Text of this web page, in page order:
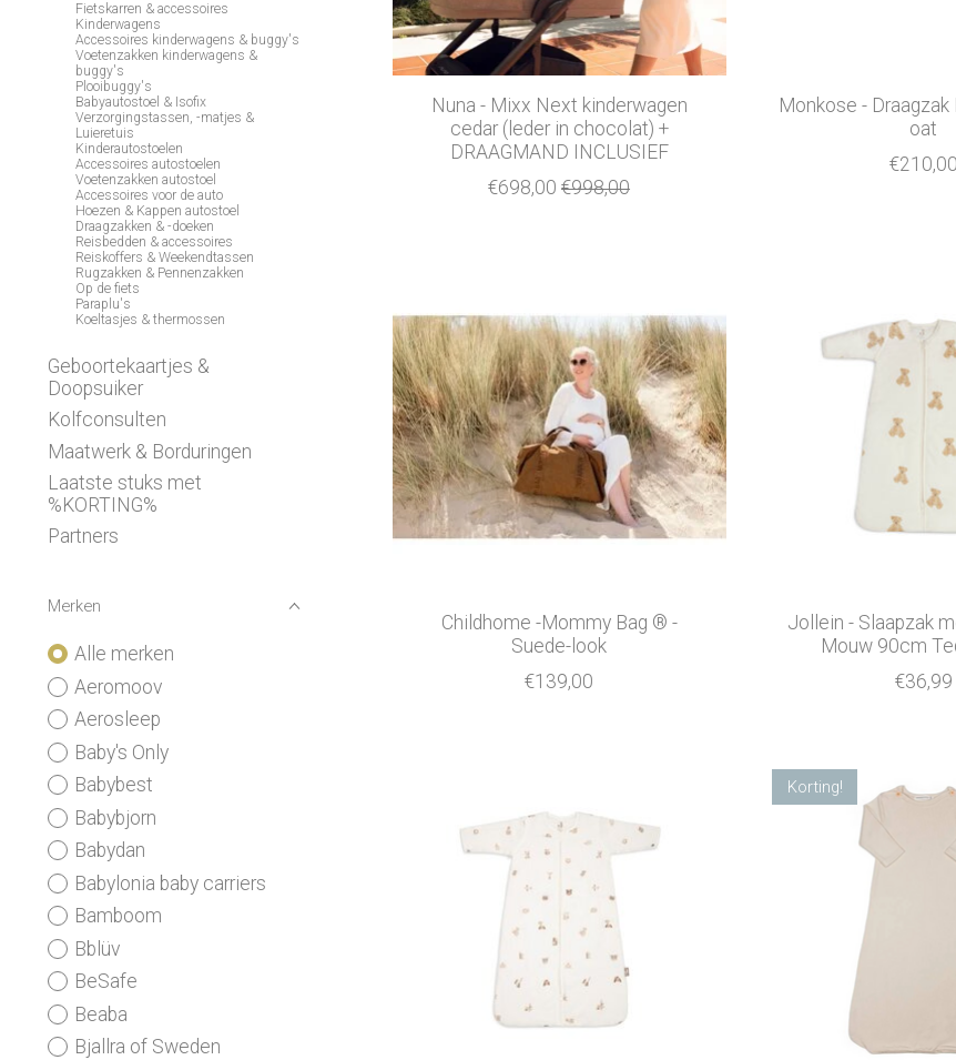
Fietskarren & accessoires
Kinderwagens
Accessoires kinderwagens & buggy's
Voetenzakken kinderwagens &
buggy's
Plooibuggy's
Babyautostoel & Isofix
Verzorgingstassen, -matjes &
Luieretuis
Kinderautostoelen
Accessoires autostoelen
Voetenzakken autostoel
Accessoires voor de auto
Hoezen & Kappen autostoel
Draagzakken & -doeken
Reisbedden & accessoires
Reiskoffers & Weekendtassen
Rugzakken & Pennenzakken
Op de fiets
Paraplu's
Koeltasjes & thermossen
Geboortekaartjes &
Doopsuiker
Kolfconsulten
Maatwerk & Borduringen
Laatste stuks met
%KORTING%
Partners
Merken
Alle merken
Aeromoov
Aerosleep
Baby's Only
Babybest
Babybjorn
Babydan
Babylonia baby carriers
Bamboom
Bblüv
BeSafe
Beaba
Bjallra of Sweden
Nuna - Mixx Next kinderwagen
cedar (leder in chocolat) +
DRAAGMAND INCLUSIEF
€698,00 €998,00
Monkose - Draagzak
oat
€210,00
Childhome -Mommy Bag ® -
Suede-look
€139,00
Jollein - Slaapzak
Mouw 90cm
€36,99
Korting!